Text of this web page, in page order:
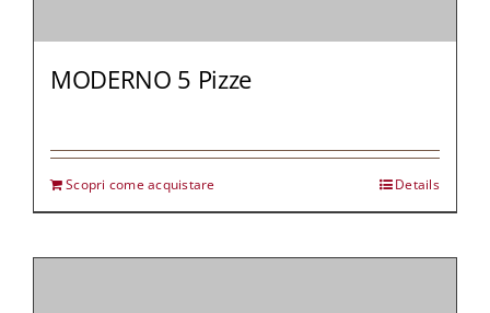
MODERNO 5 Pizze
Scopri come acquistare Details